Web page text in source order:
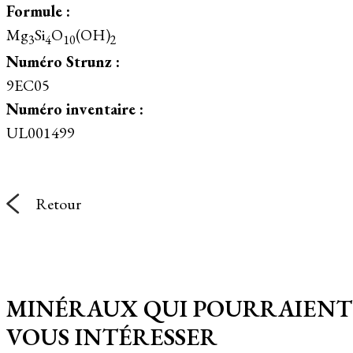
Formule :
Mg3Si4O10(OH)2
Numéro Strunz :
9EC05
Numéro inventaire :
UL001499
Retour
MINÉRAUX QUI POURRAIENT
VOUS INTÉRESSER